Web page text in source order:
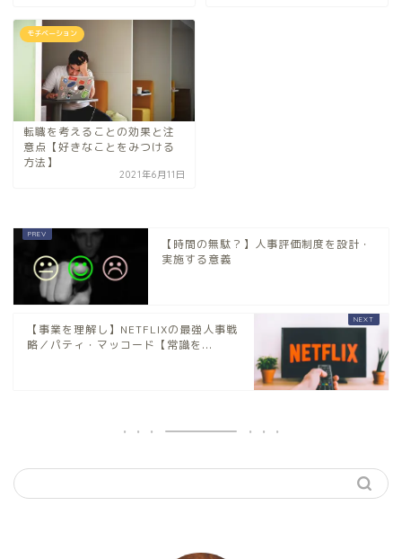
モチベーション
転職を考えることの効果と注
意点【好きなことをみつける
方法】
2021年6月11日
【時間の無駄？】人事評価制度を設計・
実施する意義
【事業を理解し】NETFLIXの最強人事戦
略／パティ・マッコード【常識を...